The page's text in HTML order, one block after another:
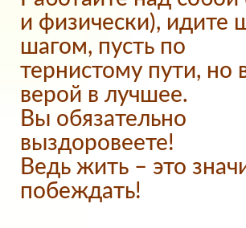
и физически), идите
шагом, пусть по
тернистому пути, но
верой в лучшее.
Вы обязательно
выздоровеете!
Ведь жить – это
побеждать!